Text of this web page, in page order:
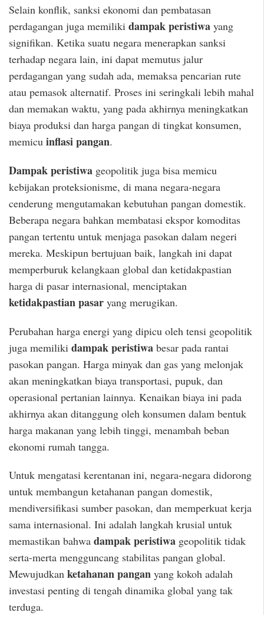
Selain konflik, sanksi ekonomi dan pembatasan
perdagangan juga memiliki dampak peristiwa yang
signifikan. Ketika suatu negara menerapkan sanksi
terhadap negara lain, ini dapat memutus jalur
perdagangan yang sudah ada, memaksa pencarian rute
atau pemasok alternatif. Proses ini seringkali lebih mahal
dan memakan waktu, yang pada akhirnya meningkatkan
biaya produksi dan harga pangan di tingkat konsumen,
memicu inflasi pangan.
Dampak peristiwa geopolitik juga bisa memicu
kebijakan proteksionisme, di mana negara-negara
cenderung mengutamakan kebutuhan pangan domestik.
Beberapa negara bahkan membatasi ekspor komoditas
pangan tertentu untuk menjaga pasokan dalam negeri
mereka. Meskipun bertujuan baik, langkah ini dapat
memperburuk kelangkaan global dan ketidakpastian
harga di pasar internasional, menciptakan
ketidakpastian pasar yang merugikan.
Perubahan harga energi yang dipicu oleh tensi geopolitik
juga memiliki dampak peristiwa besar pada rantai
pasokan pangan. Harga minyak dan gas yang melonjak
akan meningkatkan biaya transportasi, pupuk, dan
operasional pertanian lainnya. Kenaikan biaya ini pada
akhirnya akan ditanggung oleh konsumen dalam bentuk
harga makanan yang lebih tinggi, menambah beban
ekonomi rumah tangga.
Untuk mengatasi kerentanan ini, negara-negara didorong
untuk membangun ketahanan pangan domestik,
mendiversifikasi sumber pasokan, dan memperkuat kerja
sama internasional. Ini adalah langkah krusial untuk
memastikan bahwa dampak peristiwa geopolitik tidak
serta-merta mengguncang stabilitas pangan global.
Mewujudkan ketahanan pangan yang kokoh adalah
investasi penting di tengah dinamika global yang tak
terduga.